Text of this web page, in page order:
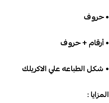
• حروف
• أرقام + حروف
• شكل الطباعه علي الاكريلك
المزايا :